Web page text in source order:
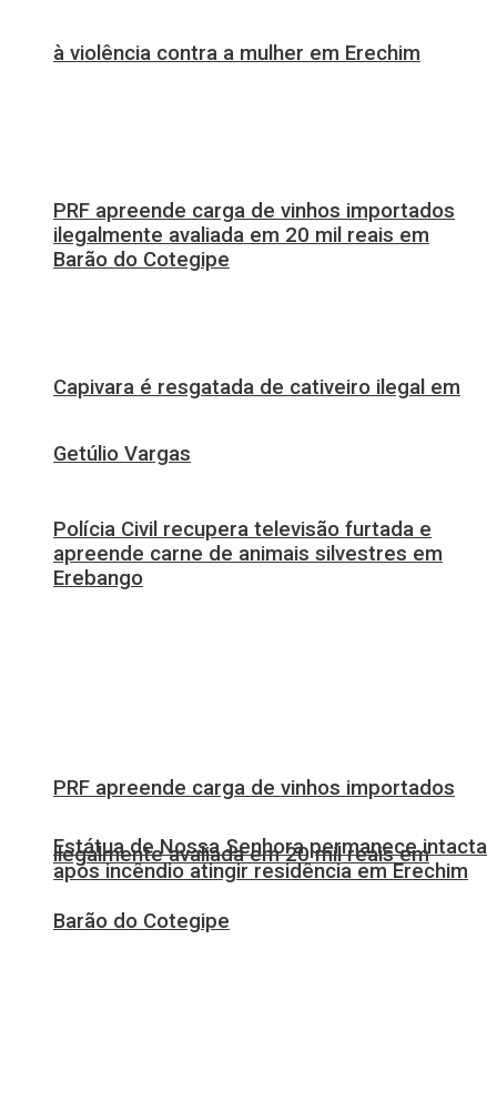
à violência contra a mulher em Erechim
Capivara é resgatada de cativeiro ilegal em
Getúlio Vargas
PRF apreende carga de vinhos importados
ilegalmente avaliada em 20 mil reais em
Barão do Cotegipe
PRF apreende carga de vinhos importados
ilegalmente avaliada em 20 mil reais em
Barão do Cotegipe
Polícia Civil recupera televisão furtada e
apreende carne de animais silvestres em
Erebango
Estátua de Nossa Senhora permanece intacta
após incêndio atingir residência em Erechim